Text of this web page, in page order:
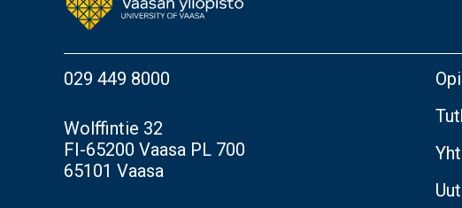
029 449 8000
Wolffintie 32
FI-65200 Vaasa PL 700
65101 Vaasa